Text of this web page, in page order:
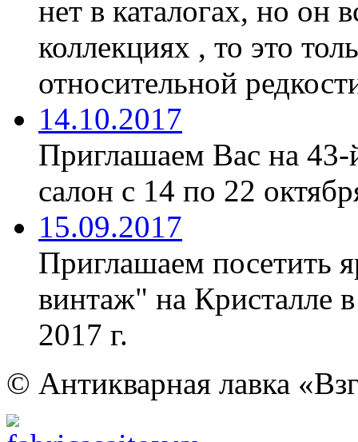
нет в каталогах, но он
коллекциях , то это
относительной
14.10.2017
Приглашаем Вас на
салон с 14 по 22
15.09.2017
Приглашаем посетить
винтаж" на Кристалле
2017 г.
© Антикварная лавка